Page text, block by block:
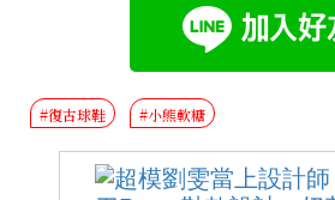
#復古球鞋 #小熊軟糖